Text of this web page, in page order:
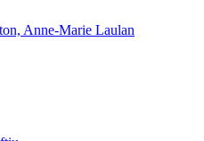
Anne-Marie Laulan